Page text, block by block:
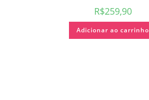
R$259,90
Adicionar ao carrinho